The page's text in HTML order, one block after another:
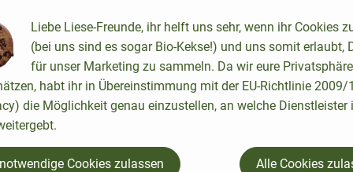
Produkt zum Warenkorb hinzufügen
Sonderangebote
Liebe Liese-Freunde, ihr helft uns sehr, wenn ihr Cookies
(bei uns sind es sogar Bio-Kekse!) und uns somit erlaubt,
für unser Marketing zu sammeln. Da wir eure
habt ihr in Übereinstimmung mit der EU-Richtlinie 2009/
die Möglichkeit genau einzustellen, an welche Dienstleister
Cookies zulassen Alle Cookies